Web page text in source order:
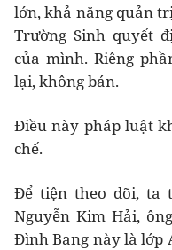
lớn, khả năng quản
Trường Sinh quyết
của mình. Riêng
lại, không bán.
Điều này pháp luật
chế.
Để tiện theo dõi, ta
Nguyễn Kim Hải,
Đình Bang này là lớp